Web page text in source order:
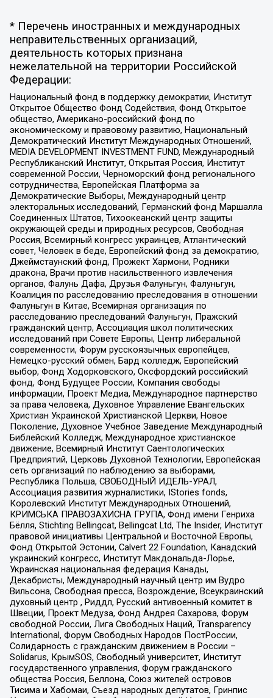
* Перечень иностранных и международных
неправительственных организаций,
деятельность которых признана
нежелательной на территории Российской
Федерации:
Национальный фонд в поддержку демократии, Институт
Открытое Общество Фонд Содействия, Фонд Открытое
общество, Американо-российский фонд по
экономическому и правовому развитию, Национальный
Демократический Институт Международных Отношений,
MEDIA DEVELOPMENT INVESTMENT FUND, Международный
Республиканский Институт, Открытая Россия, Институт
современной России, Черноморский фонд регионального
сотрудничества, Европейская Платформа за
Демократические Выборы, Международный центр
электоральных исследований, Германский фонд Маршалла
Соединенных Штатов, Тихоокеанский центр защиты
окружающей среды и природных ресурсов, Свободная
Россия, Всемирный конгресс украинцев, Атлантический
совет, Человек в беде, Европейский фонд за демократию,
Джеймстаунский фонд, Прожект Хармони, Родники
дракона, Врачи против насильственного извлечения
органов, Фалунь Дафа, Друзья Фалуньгун, Фалуньгун,
Коалиция по расследованию преследования в отношении
Фалуньгун в Китае, Всемирная организация по
расследованию преследований Фалуньгун, Пражский
гражданский центр, Ассоциация школ политических
исследований при Совете Европы, Центр либеральной
современности, Форум русскоязычных европейцев,
Немецко-русский обмен, Бард колледж, Европейский
выбор, Фонд Ходорковского, Оксфордский российский
фонд, Фонд Будущее России, Компания свободы
информации, Проект Медиа, Международное партнерство
за права человека, Духовное Управление Евангельских
Христиан Украинской Христианской Церкви, Новое
Поколение, Духовное Учебное Заведение Международный
Библейский Колледж, Международное христианское
движение, Всемирный Институт Саентологических
Предприятий, Церковь Духовной Технологии, Европейская
сеть организаций по наблюдению за выборами,
Республика Польша, СВОБОДНЫЙ ИДЕЛЬ-УРАЛ,
Ассоциация развития журналистики, IStories fonds,
Королевский Институт Международных Отношений,
КРИМСЬКА ПРАВОЗАХИСНА ГРУПА, Фонд имени Генриха
Бёлля, Stichting Bellingcat, Bellingcat Ltd, The Insider, Институт
правовой инициативы Центральной и Восточной Европы,
Фонд Открытой Эстонии, Calvert 22 Foundation, Канадский
украинский конгресс, Институт Макдональда-Лорье,
Украинская национальная федерация Канады,
Декабристы, Международный научный центр им Вудро
Вильсона, Свободная пресса, Возрождение, Всеукраинский
духовный центр , Риддл, Русский антивоенный комитет в
Швеции, Проект Медуза, Фонд Андрея Сахарова, Форум
свободной России, Лига Свободных Наций, Transparеncy
International, Форум Свободных Народов ПостРоссии,
Солидарность с гражданским движением в России –
Solidarus, КрымSOS, Свободный университет, Институт
государственного управления, Форум гражданского
общества Россия, Беллона, Союз жителей островов
Тисима и Хабомаи, Съезд народных депутатов, Гринпис